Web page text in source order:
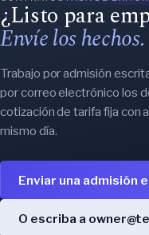
¿Listo para
Envíe los hechos.
Trabajo por admisión
por correo electrónico los
cotización de tarifa fija con
mismo día.
Enviar una admisión
O escriba a